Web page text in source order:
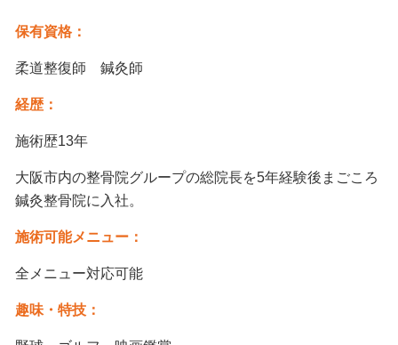
保有資格：
柔道整復師 鍼灸師
経歴：
施術歴13年
大阪市内の整骨院グループの総院長を5年経験後まごころ
鍼灸整骨院に入社。
施術可能メニュー：
全メニュー対応可能
趣味・特技：